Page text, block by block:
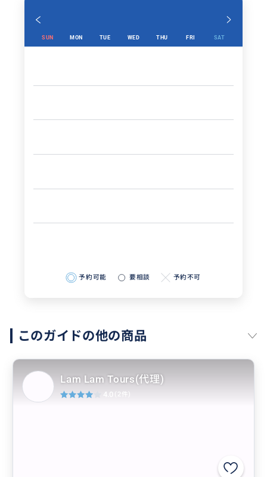
SUN MON TUE WED THU FRI SAT
予約可能 要相談 予約不可
このガイドの他の商品
Lam Lam Tours(代理)
4.0 (2件)